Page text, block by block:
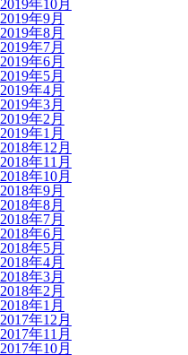
2019年10月
2019年9月
2019年8月
2019年7月
2019年6月
2019年5月
2019年4月
2019年3月
2019年2月
2019年1月
2018年12月
2018年11月
2018年10月
2018年9月
2018年8月
2018年7月
2018年6月
2018年5月
2018年4月
2018年3月
2018年2月
2018年1月
2017年12月
2017年11月
2017年10月